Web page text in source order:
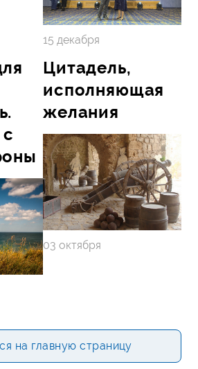
15 декабря
Цитадель,
исполняющая
желания
03 октября
на главную страницу